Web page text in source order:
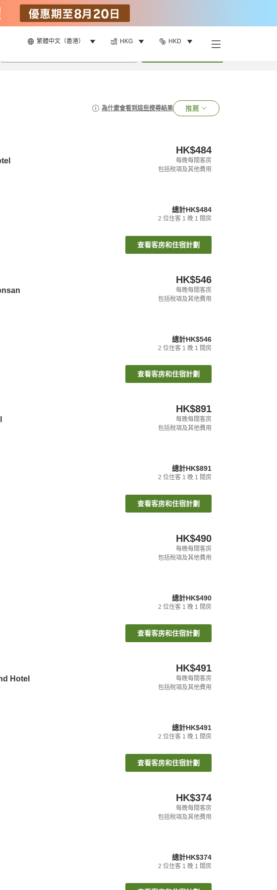
繁體中文（香港） HKG HKD
為什麼會看到這些搜尋結果 推薦
HK$484
每晚每間客房
包括稅項及其他費用
總計HK$484
2 位住客 1 晚 1 間房
查看客房和住宿計劃
HK$546
每晚每間客房
包括稅項及其他費用
總計HK$546
2 位住客 1 晚 1 間房
查看客房和住宿計劃
HK$891
每晚每間客房
包括稅項及其他費用
總計HK$891
2 位住客 1 晚 1 間房
查看客房和住宿計劃
HK$490
每晚每間客房
包括稅項及其他費用
總計HK$490
2 位住客 1 晚 1 間房
查看客房和住宿計劃
Hotel
HK$491
每晚每間客房
包括稅項及其他費用
總計HK$491
2 位住客 1 晚 1 間房
查看客房和住宿計劃
HK$374
每晚每間客房
包括稅項及其他費用
總計HK$374
2 位住客 1 晚 1 間房